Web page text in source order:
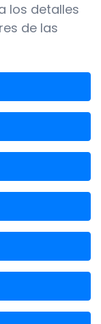
los detalles
de las